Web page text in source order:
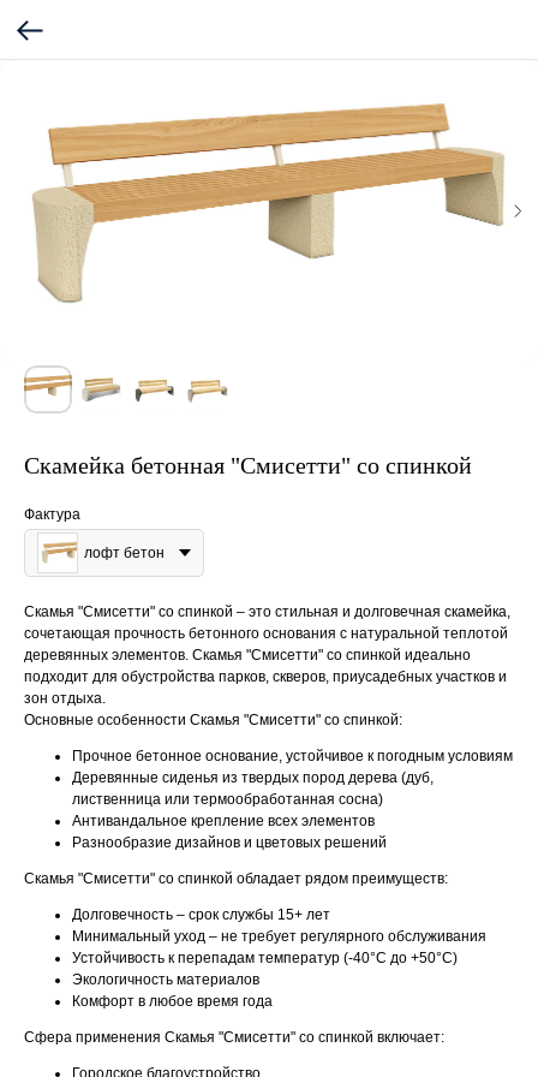
Скамейка бетонная "Смисетти" со спинкой
Фактура
лофт бетон
Скамья "Смисетти" со спинкой – это стильная и долговечная скамейка,
сочетающая прочность бетонного основания с натуральной теплотой
деревянных элементов. Скамья "Смисетти" со спинкой идеально
подходит для обустройства парков, скверов, приусадебных участков и
зон отдыха.
Основные особенности Скамья "Смисетти" со спинкой:
Прочное бетонное основание, устойчивое к погодным условиям
Деревянные сиденья из твердых пород дерева (дуб,
лиственница или термообработанная сосна)
Антивандальное крепление всех элементов
Разнообразие дизайнов и цветовых решений
Скамья "Смисетти" со спинкой обладает рядом преимуществ:
Долговечность – срок службы 15+ лет
Минимальный уход – не требует регулярного обслуживания
Устойчивость к перепадам температур (-40°C до +50°C)
Экологичность материалов
Комфорт в любое время года
Сфера применения Скамья "Смисетти" со спинкой включает:
Городское благоустройство